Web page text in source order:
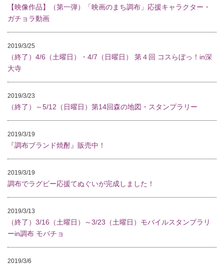
【映像作品】（第一弾）「映画のまち調布」応援キャラクター・
ガチョラ動画
2019/3/25
（終了）4/6（土曜日）・4/7（日曜日） 第４回 コスらぼっ！in深
大寺
2019/3/23
（終了）～5/12（日曜日）第14回森の地図・スタンプラリー
2019/3/19
『調布ブランド焼酎』販売中！
2019/3/19
調布でラグビー応援てぬぐいが完成しました！
2019/3/13
（終了）3/16（土曜日）～3/23（土曜日）モバイルスタンプラリ
ーin調布 モバチョ
2019/3/6